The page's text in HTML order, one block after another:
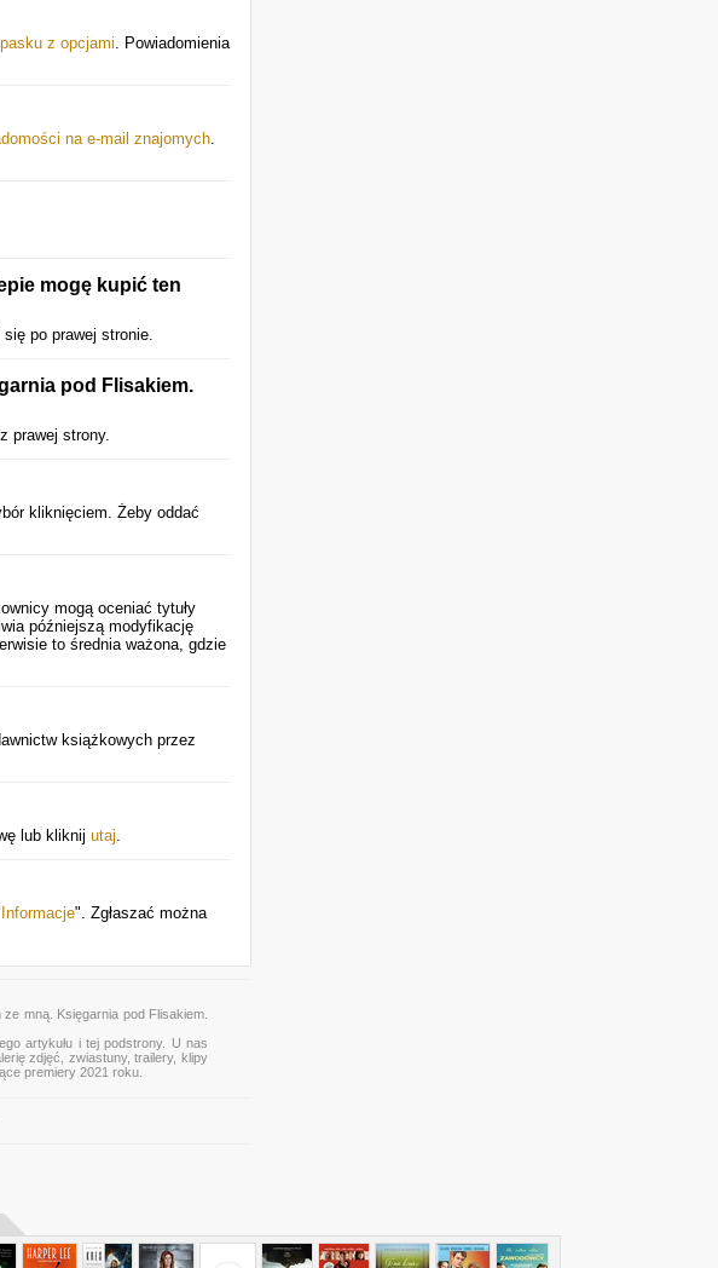
pasku z opcjami. Powiadomienia
na e-mail znajomych.
mogę kupić ten
po prawej stronie.
pod Flisakiem.
prawej strony.
kliknięciem. Żeby oddać
mogą oceniać tytuły
późniejszą modyfikację
to średnia ważona, gdzie
książkowych przez
lub kliknij utaj.
Informacje". Zgłaszać można
mną. Księgarnia pod Flisakiem.
artykułu i tej podstrony. U nas
zdjęć, zwiastuny, trailery, klipy
premiery 2021 roku.